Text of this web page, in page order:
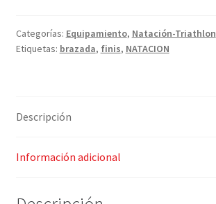
Categorías: Equipamiento, Natación-Triathlon
Etiquetas: brazada, finis, NATACION
Descripción
Información adicional